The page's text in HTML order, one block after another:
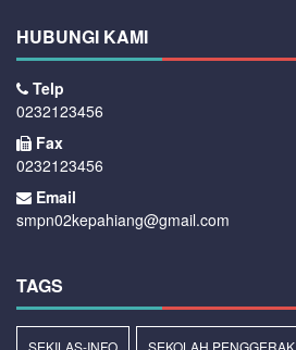
HUBUNGI KAMI
Telp
0232123456
Fax
0232123456
Email
smpn02kepahiang@gmail.com
TAGS
SEKILAS-INFO SEKOLAH PENGGERAK